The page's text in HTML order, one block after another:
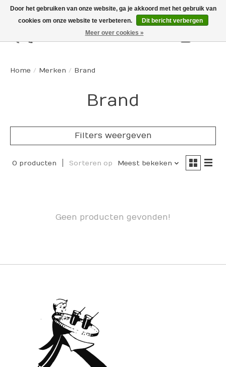
Home / Merken / Brand
Brand
Filters weergeven
0 producten Sorteren op Meest bekeken
Geen producten gevonden!
Door het gebruiken van onze website, ga je akkoord met het gebruik van
cookies om onze website te verbeteren.
Dit bericht verbergen
Meer over cookies »